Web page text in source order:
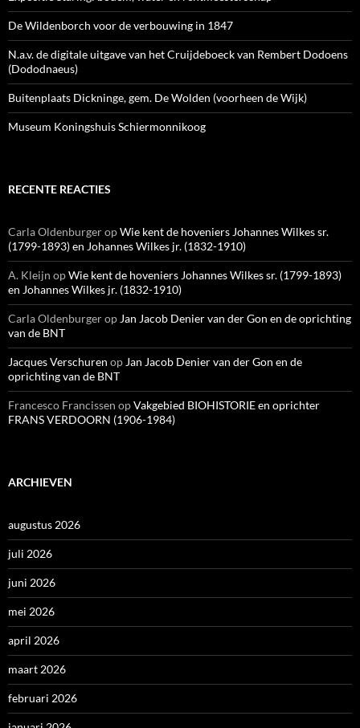
De Wildenborch voor de verbouwing in 1847
N.a.v. de digitale uitgave van het Cruijdeboeck van Rembert Dodoens
(Dododnaeus)
Buitenplaats Dickninge, gem. De Wolden (voorheen de Wijk)
Museum Koningshuis Schiermonnikoog
RECENTE REACTIES
Carla OldenburgeropWie kent de hoveniers Johannes Wilkes sr.
(1799-1893) en Johannes Wilkes jr. (1832-1910)
A. Kleijn opWie kent de hoveniers Johannes Wilkes sr. (1799-1893)
en Johannes Wilkes jr. (1832-1910)
Carla Oldenburgerop Jan Jacob Denier van der Gon en de oprichting
van de BNT
Jacques Verschuren op Jan Jacob Denier van der Gon en de
oprichting van de BNT
Francesco Francissen opVakgebied BIOHISTORIE en oprichter
FRANS VERDOORN (1906-1984)
ARCHIEVEN
augustus 2026
juli 2026
juni 2026
mei 2026
april 2026
maart 2026
februari 2026